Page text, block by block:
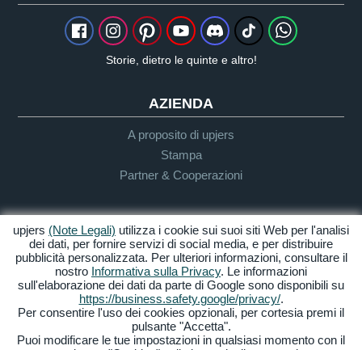
Storie, dietro le quinte e altro!
AZIENDA
A proposito di upjers
Stampa
Partner & Cooperazioni
INFO UTENTE & SUPPORTO
Guida per Let's Plays
Supporto
Legali
Privacy
Termini &
Condizioni
upjers (Note Legali) utilizza i cookie sui suoi siti Web per l'analisi
dei dati, per fornire servizi di social media, e per distribuire
pubblicità personalizzata. Per ulteriori informazioni, consultare il
nostro Informativa sulla Privacy. Le informazioni
sull'elaborazione dei dati da parte di Google sono disponibili su
https://business.safety.google/privacy/.
Per consentire l'uso dei cookies opzionali, per cortesia premi il
pulsante "Accetta".
Puoi modificare le tue impostazioni in qualsiasi momento con il